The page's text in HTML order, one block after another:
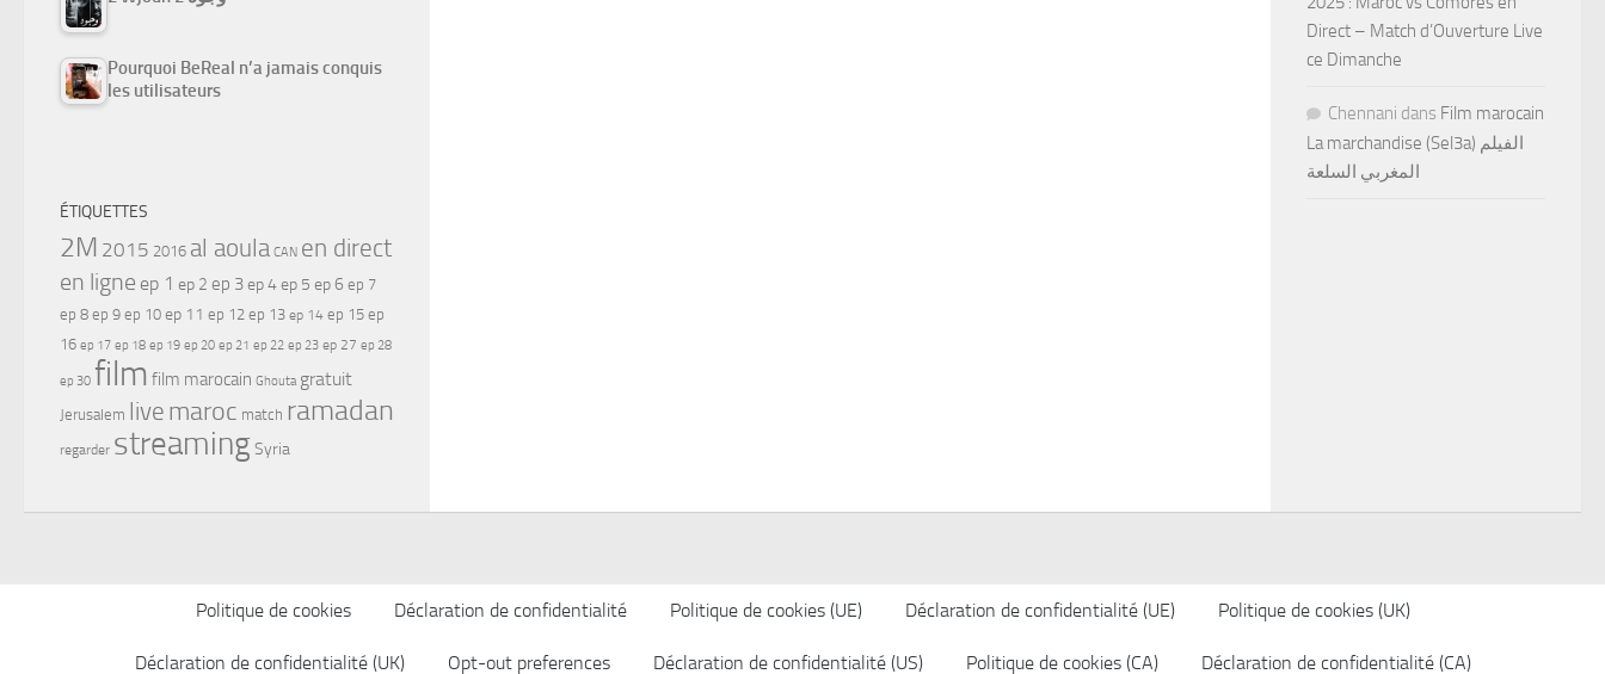
Pourquoi BeReal n’a jamais conquis
les utilisateurs
ÉTIQUETTES
2M 2015 2016 al aoula CAN en direct
en ligne ep 1 ep 2 ep 3ep 4ep 5 ep 6 ep 7
ep 8 ep 9 ep 10 ep 11 ep 12 ep 13 ep 14 ep 15 ep
16 ep 17 ep 18 ep 19 ep 20 ep 21 ep 22 ep 23 ep 27 ep 28
ep 30 film film marocain Ghouta gratuit
Jerusalem live maroc match ramadan
regarder streamingSyria
Direct – Match d’Ouverture Live
ce Dimanche
Chennani dans Film marocain
La marchandise (Sel3a) الفيلم
المغربي السلعة
Politique de cookies Déclaration de confidentialité Politique de cookies (UE) Déclaration de confidentialité (UE) Politique de cookies (UK)
Déclaration de confidentialité (UK) Opt-out preferences Déclaration de confidentialité (US) Politique de cookies (CA) Déclaration de confidentialité (CA)